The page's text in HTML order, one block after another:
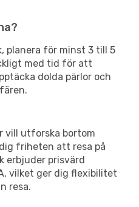
planera för minst 3 till 5
med tid för att
dolda pärlor och
vill utforska bortom
friheten att resa på
erbjuder prisvärd
vilket ger dig flexibilitet
resa.